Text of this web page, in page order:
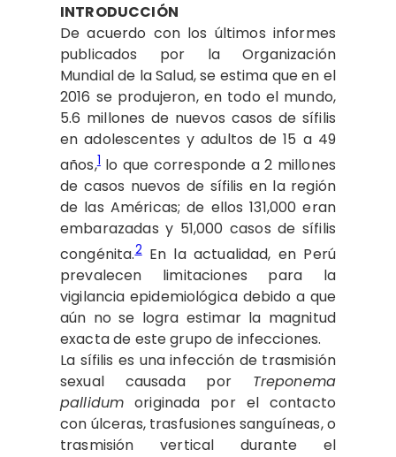
INTRODUCCIÓN
De acuerdo con los últimos informes
publicados por la Organización
Mundial de la Salud, se estima que en el
2016 se produjeron, en todo el mundo,
5.6 millones de nuevos casos de sífilis
en adolescentes y adultos de 15 a 49
años,1 lo que corresponde a 2 millones
de casos nuevos de sífilis en la región
de las Américas; de ellos 131,000 eran
embarazadas y 51,000 casos de sífilis
congénita.2En la actualidad, en Perú
prevalecen limitaciones para la
vigilancia epidemiológica debido a que
aún no se logra estimar la magnitud
exacta de este grupo de infecciones.
La sífilis es una infección de trasmisión
sexual causada por Treponema
pallidum originada por el contacto
con úlceras, trasfusiones sanguíneas, o
trasmisión vertical durante el